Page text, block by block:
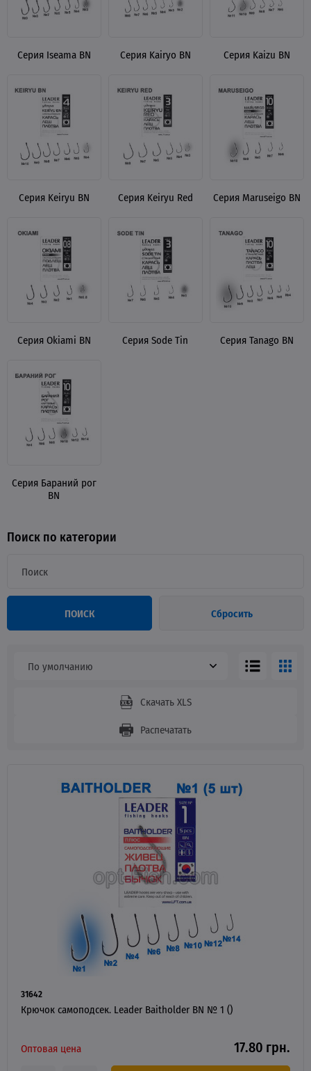
Серия Iseama BN Серия Kairyo BN Серия Kaizu BN
Серия Keiryu BN Серия Keiryu Red Серия Maruseigo BN
Серия Okiami BN Серия Sode Tin Серия Tanago BN
Серия Бараний рог
BN
Поиск по категории
ПОИСК Сбросить
По умолчанию
Скачать XLS
Распечатать
31642
Крючок самоподсек. Leader Baitholder BN № 1 ()
Оптовая цена 17.80 грн.